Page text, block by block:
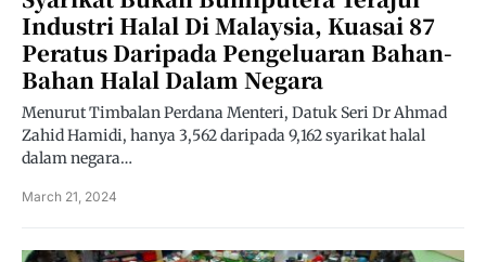
Industri Halal Di Malaysia, Kuasai 87
Peratus Daripada Pengeluaran Bahan-
Bahan Halal Dalam Negara
Menurut Timbalan Perdana Menteri, Datuk Seri Dr Ahmad
Zahid Hamidi, hanya 3,562 daripada 9,162 syarikat halal
dalam negara…
March 21, 2024